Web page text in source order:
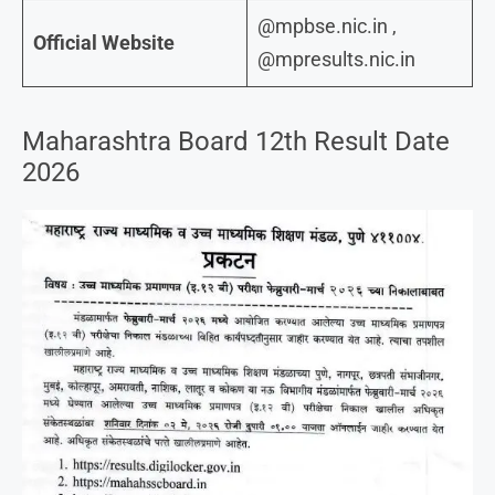
Official Website
@mpbse.nic.in ,
@mpresults.nic.in
Maharashtra Board 12th Result Date
2026